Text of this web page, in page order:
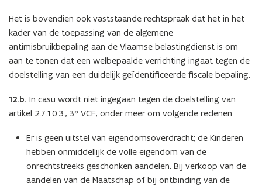
Het is bovendien ook vaststaande rechtspraak dat het in het
kader van de toepassing van de algemene
antimisbruikbepaling aan de Vlaamse belastingdienst is om
aan te tonen dat een welbepaalde verrichting ingaat tegen de
doelstelling van een duidelijk geïdentificeerde fiscale bepaling.
12.b. In casu wordt niet ingegaan tegen de doelstelling van
artikel 2.7.1.0.3., 3° VCF, onder meer om volgende redenen:
Er is geen uitstel van eigendomsoverdracht; de Kinderen
hebben onmiddellijk de volle eigendom van de
onrechtstreeks geschonken aandelen. Bij verkoop van de
aandelen van de Maatschap of bij ontbinding van de